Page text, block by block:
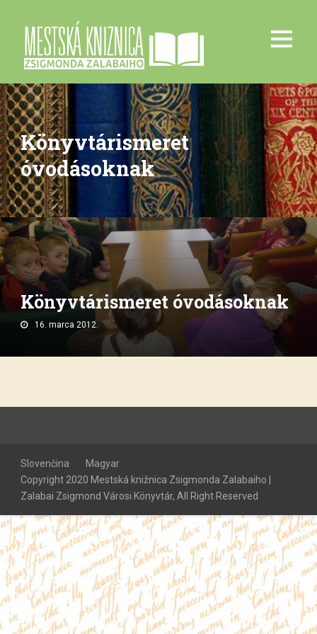
Könyvtárismeret
óvodásoknak
Könyvtárismeret óvodásoknak
16. marca 2012.
Slovenčina
Magyar
Copyright 2020 Mestská knižnica Zsigmonda Zalabaiho |
Zalabai Zsigmond Városi Könyvtár, All Right Reserved